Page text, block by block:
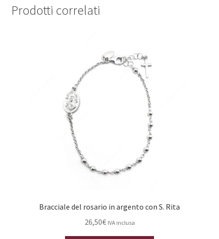
Prodotti correlati
Bracciale del rosario in argento con S. Rita
26,50€ IVA inclusa